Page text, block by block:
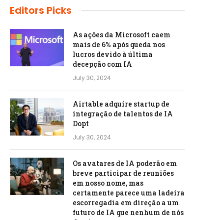
Editors Picks
As ações da Microsoft caem
mais de 6% após queda nos
lucros devido à última
decepção com IA
July 30, 2024
Airtable adquire startup de
integração de talentos de IA
Dopt
July 30, 2024
Os avatares de IA poderão em
breve participar de reuniões
em nosso nome, mas
certamente parece uma ladeira
escorregadia em direção a um
futuro de IA que nenhum de nós